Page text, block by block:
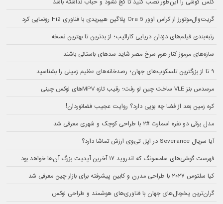
گلس گوشی را این‌طور نصب کنید تا کج نشود و حباب نداشته باشد
گریت‌وال‌موتورز از کراس اوور Ora 5 پلاگین هیبریدی با فناوری Hi2 رونمایی کرد
رتبه‌بندی فیلم‌های دزدان دریایی کارائیب؛ از بدترین تا بهترین نسخه
سازه‌های مرموز کنار هرم سرخ مصر شاید سدهای باستانی باشند
۹ تا از بزرگترین تلسکوپ‌های جهان؛ رصدخانه‌های عظیم زمینی را بشناسید
مرسدس بنز VLE ساخت چین لو رفت؛ رقیب تازه MPVهای لوکس چینی
کره زمین بعد از فضا چه بویی دارد؟ روایت عجیب فضانوردان!
مدل برقی دو نفره اسمارت #۲ با طراحی کوچک و شهری معرفی شد
آیا سریال Severance در اپل تی‌وی ارزش تماشا دارد؟
فهرست گوشی‌های سامسونگ که اندروید ۱۷ آخرین آپدیت بزرگ آن‌ها خواهد بود
کیا سلتوس ۲۰۲۷ با طراحی مدرن و کابین پیشرفته برای بازار چین معرفی شد
گران‌ترین یخچال‌های جهان با فناوری‌های هوشمند و طراحی لوکس